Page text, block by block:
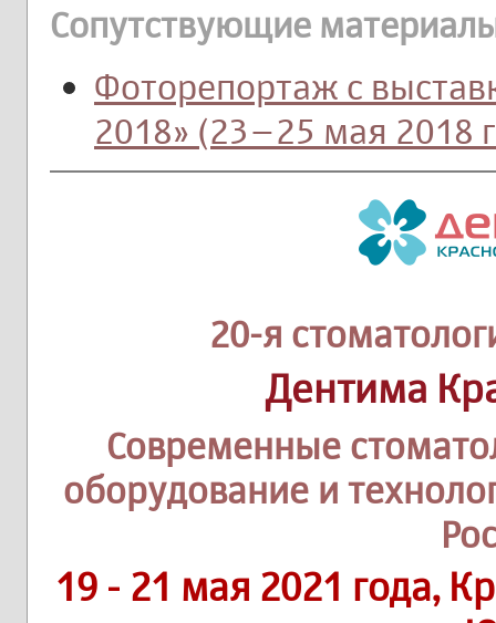
Сопутствующие
Фоторепортаж с
2018» (23–25 мая 2018
20-я
Дентима
Современные
оборудование и
19 - 21 мая 2021 года,